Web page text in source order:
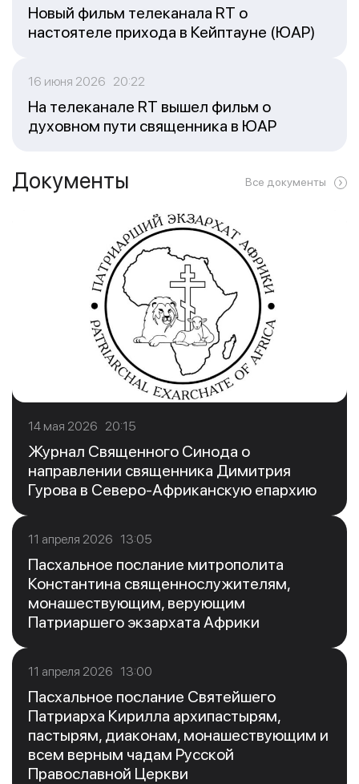
Новый фильм телеканала RT о
настоятеле прихода в Кейптауне (ЮАР)
16 июня 2026 20:22
На телеканале RT вышел фильм о
духовном пути священника в ЮАР
Документы Все документы
14 мая 2026 20:15
Журнал Священного Синода о
направлении священника Димитрия
Гурова в Северо-Африканскую епархию
11 апреля 2026 13:05
Пасхальное послание митрополита
Константина священнослужителям,
монашествующим, верующим
Патриаршего экзархата Африки
11 апреля 2026 13:00
Пасхальное послание Святейшего
Патриарха Кирилла архипастырям,
пастырям, диаконам, монашествующим и
всем верным чадам Русской
Православной Церкви